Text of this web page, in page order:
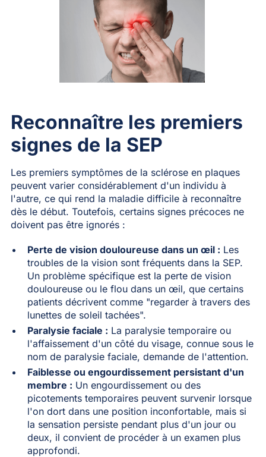
Reconnaître les premiers
signes de la SEP
Les premiers symptômes de la sclérose en plaques
peuvent varier considérablement d'un individu à
l'autre, ce qui rend la maladie difficile à reconnaître
dès le début. Toutefois, certains signes précoces ne
doivent pas être ignorés :
Perte de vision douloureuse dans un œil : Les
troubles de la vision sont fréquents dans la SEP.
Un problème spécifique est la perte de vision
douloureuse ou le flou dans un œil, que certains
patients décrivent comme "regarder à travers des
lunettes de soleil tachées".
Paralysie faciale : La paralysie temporaire ou
l'affaissement d'un côté du visage, connue sous le
nom de paralysie faciale, demande de l'attention.
Faiblesse ou engourdissement persistant d'un
membre : Un engourdissement ou des
picotements temporaires peuvent survenir lorsque
l'on dort dans une position inconfortable, mais si
la sensation persiste pendant plus d'un jour ou
deux, il convient de procéder à un examen plus
approfondi.